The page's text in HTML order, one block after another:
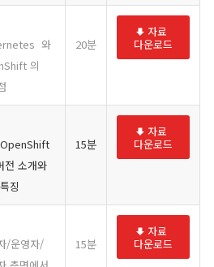
와
의
20분
자료
다운로드
전 소개와
징
15분
자료
다운로드
/운영자/
15분
자료
다운로드